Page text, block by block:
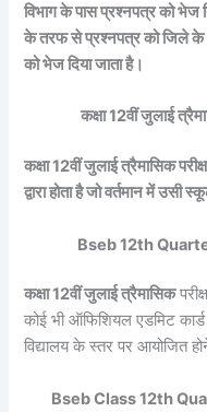
विभाग के पास प्रश्नपत्र को भेज
के तरफ से प्रश्नपत्र को जिले के
को भेज दिया जाता है।
कक्षा 12वीं जुलाई
कक्षा 12वीं जुलाई त्रैमासिक
द्वारा होता है जो वर्तमान में उसी
Bseb 12th
कक्षा 12वीं जुलाई त्रैमासिक
कोई भी ऑफिशियल एडमिट
विद्यालय के स्तर पर आयोजित
Bseb Class 12th